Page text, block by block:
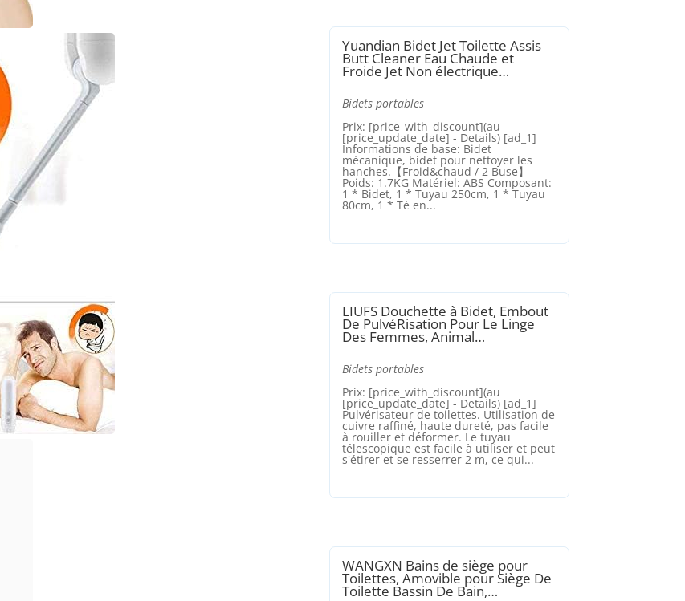
Yuandian Bidet Jet Toilette Assis
Butt Cleaner Eau Chaude et
Froide Jet Non électrique…
Bidets portables
Prix: [price_with_discount](au
[price_update_date] - Details) [ad_1]
Informations de base: Bidet
mécanique, bidet pour nettoyer les
hanches.【Froid&chaud / 2 Buse】
Poids: 1.7KG Matériel: ABS Composant:
1 * Bidet, 1 * Tuyau 250cm, 1 * Tuyau
80cm, 1 * Té en...
LIUFS Douchette à Bidet, Embout
De PulvéRisation Pour Le Linge
Des Femmes, Animal…
Bidets portables
Prix: [price_with_discount](au
[price_update_date] - Details) [ad_1]
Pulvérisateur de toilettes. Utilisation de
cuivre raffiné, haute dureté, pas facile
à rouiller et déformer. Le tuyau
télescopique est facile à utiliser et peut
s'étirer et se resserrer 2 m, ce qui...
WANGXN Bains de siège pour
Toilettes, Amovible pour Siège De
Toilette Bassin De Bain,…